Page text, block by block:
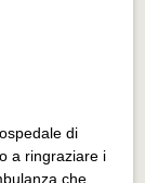
di
a ringraziare i
che